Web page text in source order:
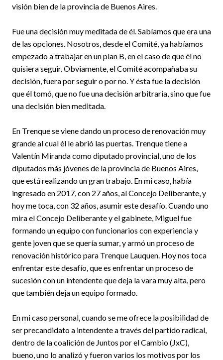
visión bien de la provincia de Buenos Aires.
Fue una decisión muy meditada de él. Sabíamos que era una
de las opciones. Nosotros, desde el Comité, ya habíamos
empezado a trabajar en un plan B, en el caso de que él no
quisiera seguir. Obviamente, el Comité acompañaba su
decisión, fuera por seguir o por no. Y ésta fue la decisión
que él tomó, que no fue una decisión arbitraria, sino que fue
una decisión bien meditada.
En Trenque se viene dando un proceso de renovación muy
grande al cual él le abrió las puertas. Trenque tiene a
Valentín Miranda como diputado provincial, uno de los
diputados más jóvenes de la provincia de Buenos Aires,
que está realizando un gran trabajo. En mi caso, había
ingresado en 2017, con 27 años, al Concejo Deliberante, y
hoy me toca, con 32 años, asumir este desafío. Cuando uno
mira el Concejo Deliberante y el gabinete, Miguel fue
formando un equipo con funcionarios con experiencia y
gente joven que se quería sumar, y armó un proceso de
renovación histórico para Trenque Lauquen. Hoy nos toca
enfrentar este desafío, que es enfrentar un proceso de
sucesión con un intendente que deja la vara muy alta, pero
que también deja un equipo formado.
En mi caso personal, cuando se me ofrece la posibilidad de
ser precandidato a intendente a través del partido radical,
dentro de la coalición de Juntos por el Cambio (JxC),
bueno, uno lo analizó y fueron varios los motivos por los